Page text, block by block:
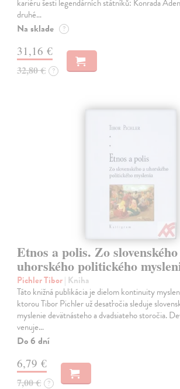
kariéru šesti legendárních státníků: Konrada
druhé…
Na sklade ?
31,16 €
32,80 € ?
Etnos a polis. Zo
uhorského politického
Pichler Tibor| Kniha
Táto knižná publikácia je dielom kontinuity
ktorou Tibor Pichler už desaťročia sleduje
myslenie devätnásteho a dvadsiateho storočia.
venuje…
Do 6 dní
6,79 €
7,00 € ?